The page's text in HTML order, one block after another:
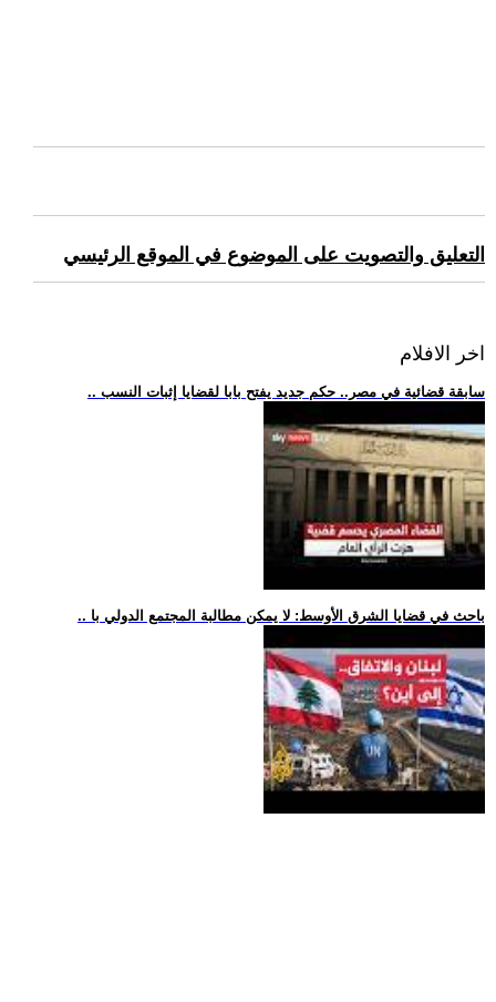
التعليق والتصويت على الموضوع في الموقع الرئيسي
اخر الافلام
.. سابقة قضائية في مصر.. حكم جديد يفتح بابا لقضايا إثبات النسب
.. باحث في قضايا الشرق الأوسط: لا يمكن مطالبة المجتمع الدولي با